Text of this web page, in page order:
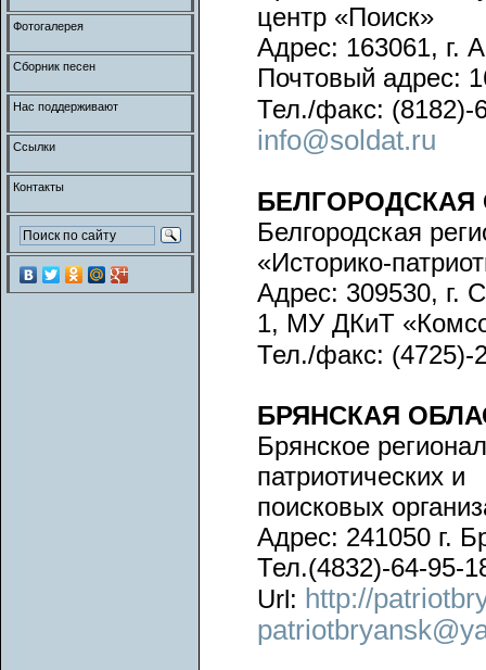
центр «Поиск»
Адрес: 163061, г.
Почтовый адрес:
Тел./факс: (8182)-
info@soldat.ru
БЕЛГОРОДСКАЯ
Белгородская
«Историко-
Адрес: 309530, г.
1, МУ ДКиТ
Тел./факс:
БРЯНСКАЯ
Брянское
патриотических и
поисковых
Адрес: 241050 г.
Тел.(4832)-64-95-
Url: http://
Фотогалерея
Сборник песен
Нас поддерживают
Ссылки
Контакты